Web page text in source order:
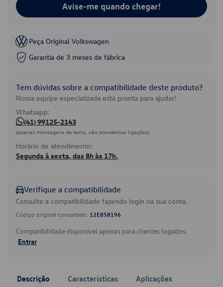
Avise-me quando chegar!
Peça Original Volkswagen
Garantia de 3 meses de fábrica
Tem dúvidas sobre a compatibilidade deste produto?
Nossa equipe especializada está pronta para ajudar!
Whatsapp:
(41) 99125-2143
(apenas mensagens de texto, não atendemos ligações)
Horário de atendimento:
Segunda à sexta, das 8h às 17h.
Verifique a compatibilidade
Consulte a compatibilidade fazendo login na sua conta.
Código original consultado: 12E858196
Compatibilidade disponível apenas para clientes logados.
Entrar
Descrição Características Aplicações